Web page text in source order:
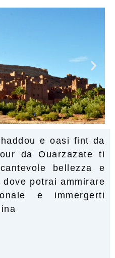
e oasi fint da
da Ouarzazate ti
bellezza e
potrai ammirare
e immergerti